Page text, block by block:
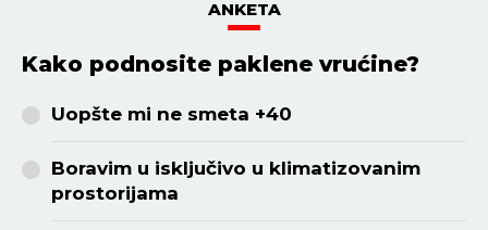
ANKETA
Kako podnosite paklene vrućine?
Uopšte mi ne smeta +40
Boravim u isključivo u klimatizovanim
prostorijama